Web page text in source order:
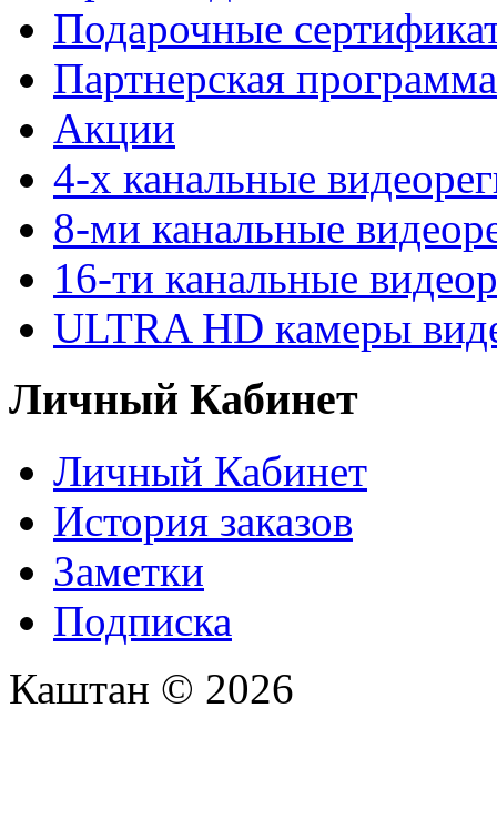
Подарочные
Партнерская программа
Акции
4-х канальные
8-ми канальные
16-ти канальные
ULTRA HD камеры
Личный Кабинет
Личный Кабинет
История заказов
Заметки
Подписка
Каштан © 2026